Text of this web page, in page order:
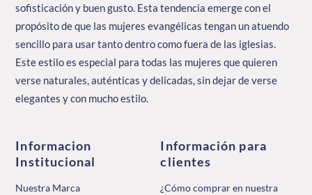
sofisticación y buen gusto. Esta tendencia emerge con el
propósito de que las mujeres evangélicas tengan un atuendo
sencillo para usar tanto dentro como fuera de las iglesias.
Este estilo es especial para todas las mujeres que quieren
verse naturales, auténticas y delicadas, sin dejar de verse
elegantes y con mucho estilo.
Informacion
Institucional
Nuestra Marca
Información para
clientes
¿Cómo comprar en nuestra